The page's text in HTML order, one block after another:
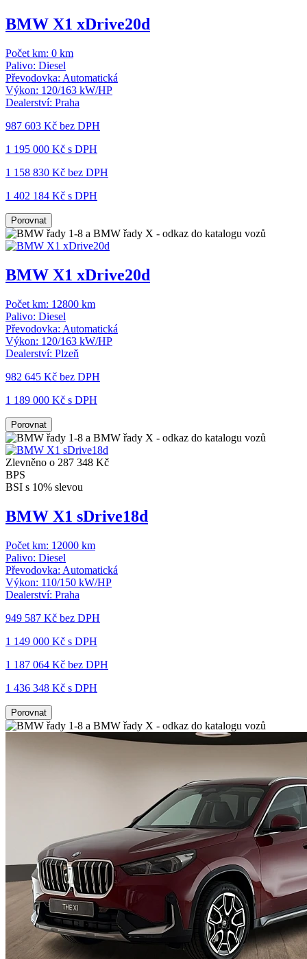
BMW X1 xDrive20d
Počet km: 0 km
Palivo: Diesel
Převodovka: Automatická
Výkon: 120/163 kW/HP
Dealerství: Praha
987 603 Kč bez DPH
1 195 000 Kč s DPH
1 158 830 Kč bez DPH
1 402 184 Kč s DPH
Porovnat
BMW X1 xDrive20d
Počet km: 12800 km
Palivo: Diesel
Převodovka: Automatická
Výkon: 120/163 kW/HP
Dealerství: Plzeň
982 645 Kč bez DPH
1 189 000 Kč s DPH
Porovnat
Zlevněno o 287 348 Kč
BPS
BSI s 10% slevou
BMW X1 sDrive18d
Počet km: 12000 km
Palivo: Diesel
Převodovka: Automatická
Výkon: 110/150 kW/HP
Dealerství: Praha
949 587 Kč bez DPH
1 149 000 Kč s DPH
1 187 064 Kč bez DPH
1 436 348 Kč s DPH
Porovnat